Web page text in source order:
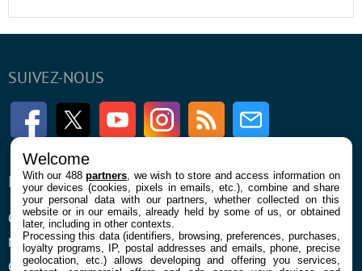
SUIVEZ-NOUS
FacebookTwitter Youtube InstagramRSS Newsletter
ENTREPRISE
Qui sommes nous
Mentions légales et CGU
Confidentialité et Cookies
À PROPOS
La rédaction
Contact
Welcome
With our 488partners , we wish to store and access information on
your devices (cookies, pixels in emails, etc.), combine and share
your personal data with our partners, whether collected on this
website or in our emails, already held by some of us, or obtained
later, including in other contexts.
Processing this data (identifiers, browsing, preferences, purchases,
loyalty programs, IP, postal addresses and emails, phone, precise
geolocation, etc.) allows developing and offering you services,